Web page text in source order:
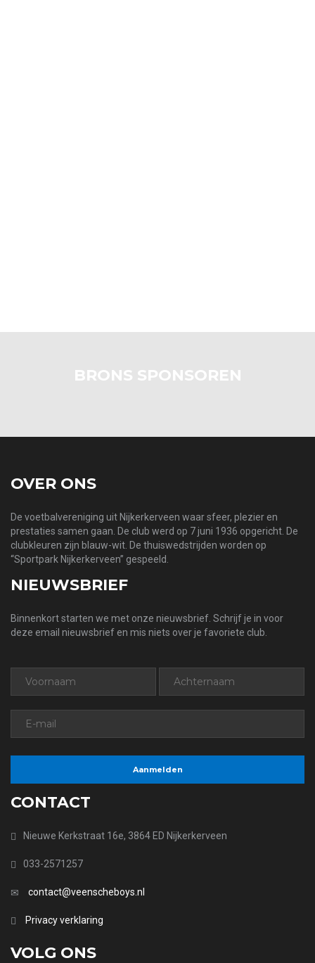
BRONS SPONSOREN
OVER ONS
De voetbalvereniging uit Nijkerkerveen waar sfeer, plezier en
prestaties samen gaan. De club werd op 7 juni 1936 opgericht. De
clubkleuren zijn blauw-wit. De thuiswedstrijden worden op
“Sportpark Nijkerkerveen” gespeeld.
NIEUWSBRIEF
Binnenkort starten we met onze nieuwsbrief. Schrijf je in voor
deze email nieuwsbrief en mis niets over je favoriete club.
CONTACT
Nieuwe Kerkstraat 16e, 3864 ED Nijkerkerveen
033-2571257
contact@veenscheboys.nl
Privacy verklaring
VOLG ONS